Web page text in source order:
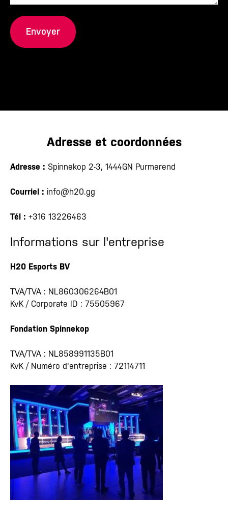
Adresse et coordonnées
Adresse : Spinnekop 2-3, 1444GN Purmerend
Courriel : info@h20.gg
Tél : +316 13226463
Informations sur l'entreprise
H20 Esports BV
TVA/TVA : NL860306264B01
KvK / Corporate ID : 75505967
Fondation Spinnekop
TVA/TVA : NL858991135B01
KvK / Numéro d'entreprise : 72114711